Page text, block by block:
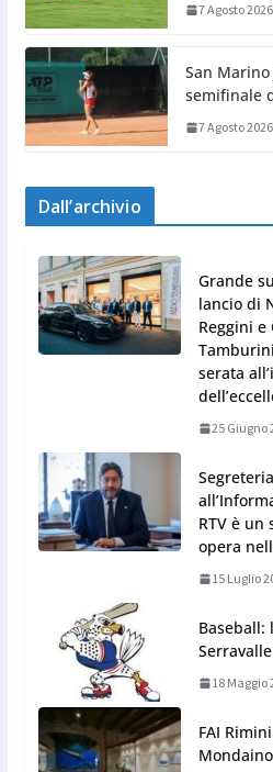
7 Agosto 2026
San
semifinale
7 Agosto 2026
Dall’archivio
Grande
lancio di
Reggini
serata
25 Giugno
RTV è
opera
15 Luglio
Baseball:
18 Maggio
FAI
Mondaino